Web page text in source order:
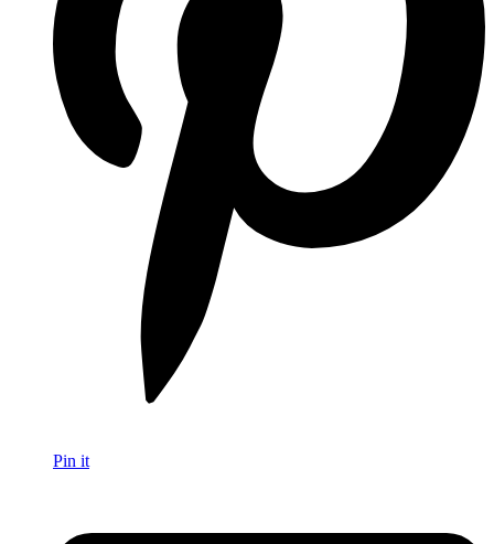
Pin it